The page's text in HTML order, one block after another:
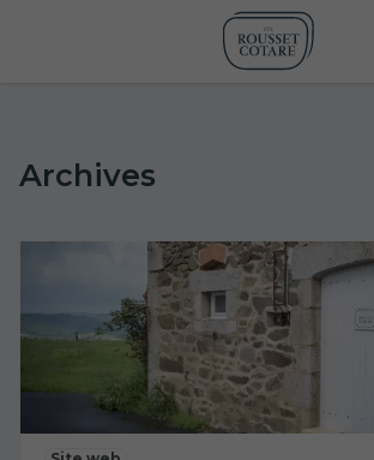
Archives